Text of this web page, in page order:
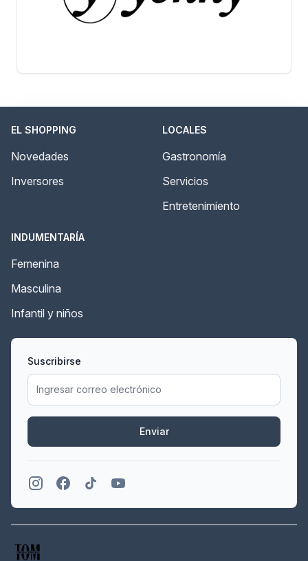
EL SHOPPING
Novedades
Inversores
LOCALES
Gastronomía
Servicios
Entretenimiento
INDUMENTARÍA
Femenina
Masculina
Infantil y niños
Suscribirse
Enviar